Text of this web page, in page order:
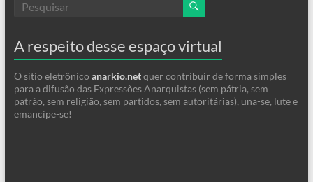
A respeito desse espaço virtual
O sitio eletrônico anarkio.netquer contribuir de forma simples
para a difusão das Expressões Anarquistas (sem pátria, sem
patrão, sem religião, sem partidos, sem autoritárias), una-se, lute e
emancipe-se!